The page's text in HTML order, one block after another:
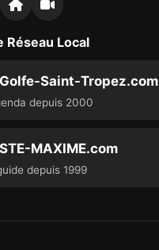
Réseau Local
Golfe-Saint-Tropez.com
depuis 2000
STE-MAXIME.com
depuis 1999